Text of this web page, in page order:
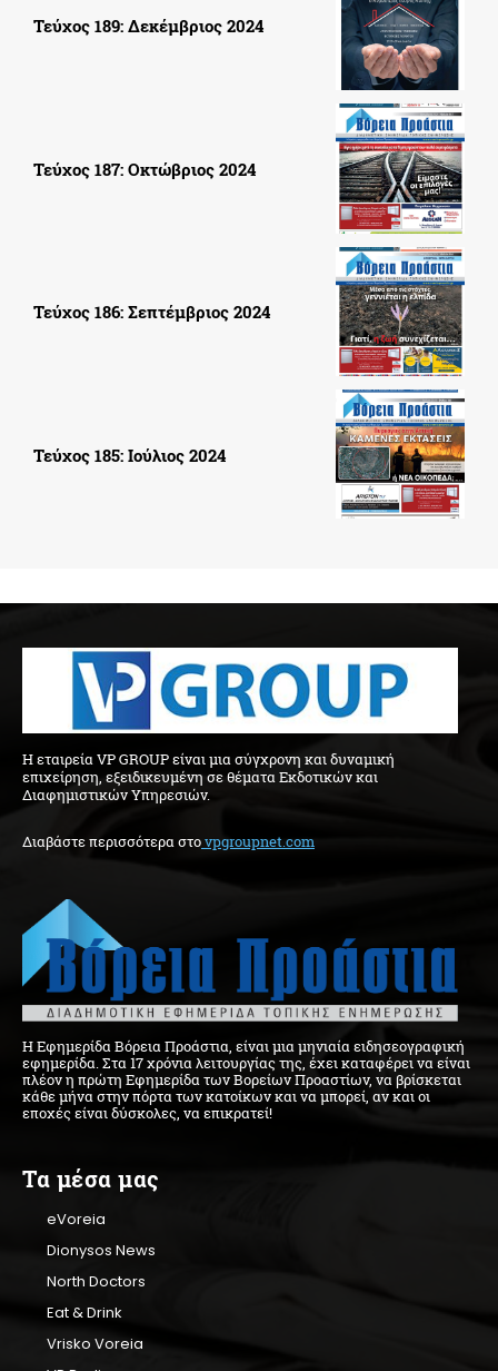
Τεύχος 189: Δεκέμβριος 2024
Τεύχος 187: Οκτώβριος 2024
Τεύχος 186: Σεπτέμβριος 2024
Τεύχος 185: Ιούλιος 2024
H εταιρεία VP GROUP είναι μια σύγχρονη και δυναμική
επιχείρηση, εξειδικευμένη σε θέματα Εκδοτικών και
Διαφημιστικών Υπηρεσιών.
Διαβάστε περισσότερα στovpgroupnet.com
Η Εφημερίδα Βόρεια Προάστια, είναι μια μηνιαία ειδησεογραφική
εφημερίδα. Στα 17 χρόνια λειτουργίας της, έχει καταφέρει να είναι
πλέον η πρώτη Εφημερίδα των Βορείων Προαστίων, να βρίσκεται
κάθε μήνα στην πόρτα των κατοίκων και να μπορεί, αν και οι
εποχές είναι δύσκολες, να επικρατεί!
Τα μέσα μας
eVoreia
Dionysos News
North Doctors
Eat & Drink
Vrisko Voreia